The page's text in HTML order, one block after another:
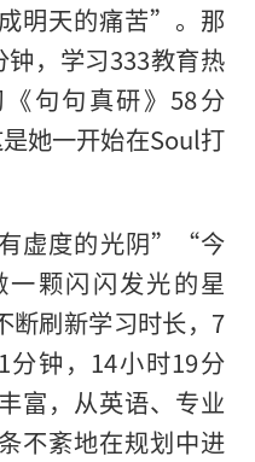
明天的痛苦”。那
，学习333教育热
句句真研》58分
她一开始在Soul打
虚度的光阴”“今
颗闪闪发光的星
刷新学习时长，7
分钟，14小时19分
富，从英语、专业
不紊地在规划中进